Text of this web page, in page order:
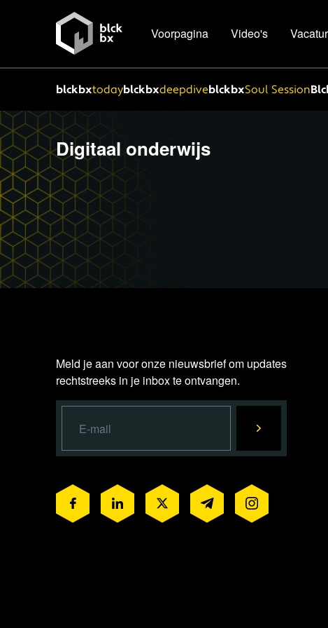
Voorpagina Video's
blckbxtodayblckbxdeepdiveblckbxSoul Session
Digitaal onderwijs
Meld je aan voor onze nieuwsbrief om updates
rechtstreeks in je inbox te ontvangen.